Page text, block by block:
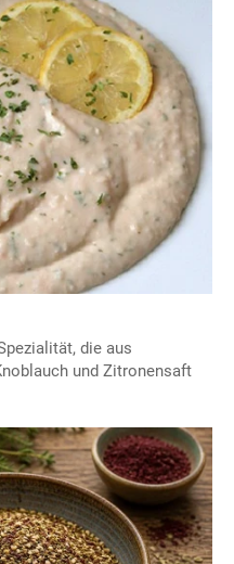
die aus
und Zitronensaft